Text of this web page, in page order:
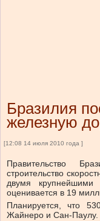
Бразилия
железную
[12:08 14 июля 2010 года ]
Правительство
строительство
двумя крупнейшими
оценивается в 19
Планируется, что
Жайнеро и Сан-Паулу.